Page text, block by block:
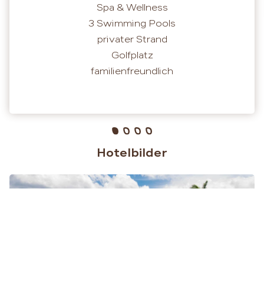
Spa & Wellness
3 Swimming Pools
privater Strand
Golfplatz
familienfreundlich
Hotelbilder